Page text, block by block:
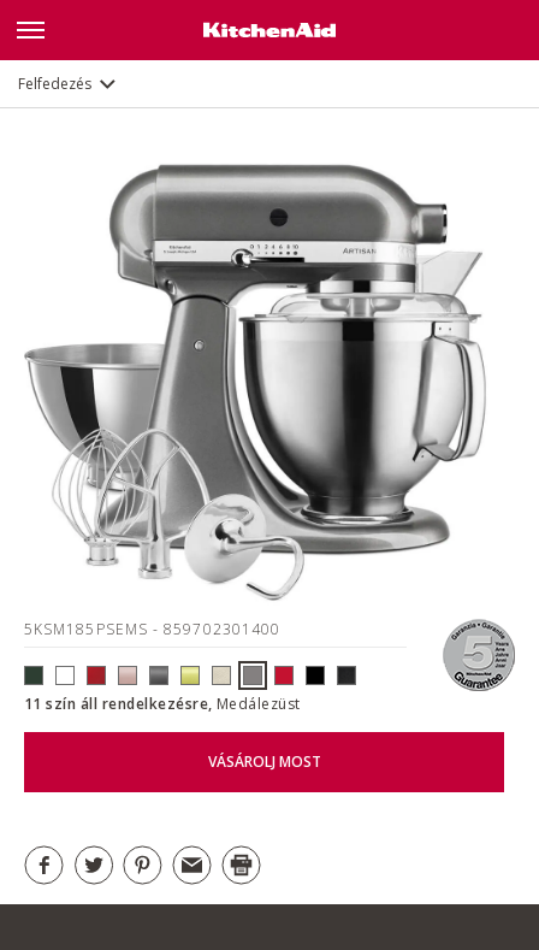
Felfedezés Jellemzők
5KSM185PSEMS- 859702301400
11 szín áll rendelkezésre, Medálezüst
VÁSÁROLJ MOST